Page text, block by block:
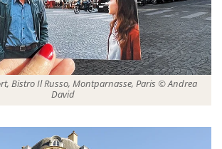
Bistro Il Russo, Montparnasse, Paris © Andrea
David